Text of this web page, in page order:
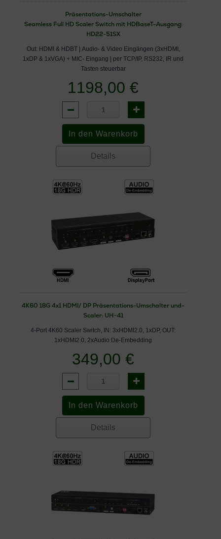
Präsentations-Umschalter
Seamless Full HD Scaler Switch mit HDBaseT-Ausgang:
HD22-51SX
Out: HDMI & HDBT | Audio- & Video Eingängen (3xHDMI,
1xDP & 1xVGA) + MIC- Eingang | per TCP/IP, RS232, IR und
Tasten steuerbar
1198,00 €
Details
4K60 18G 4x1 HDMI/ DP Präsentations-Umschalter und-
Scaler: UH−41
4-Port 4K60 Scaler Switch, IN: 3xHDMI2.0, 1xDP, OUT:
1xHDMI2.0, 2xAudio De-Embedding
349,00 €
Details